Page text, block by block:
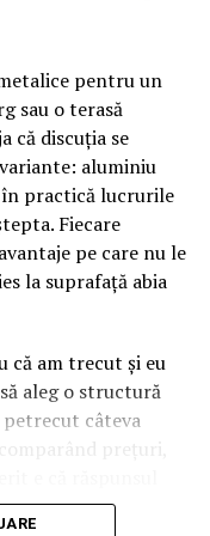
propria structură
dar toate
documentată
și orientată către
organizat pe
Antreprenoriat,
Marketing și
paywall, și pot
pot urmări
de social media
companie
pentru un
sau o terasă
că discuția se
aluminiu
în practică lucrurile
Fiecare
pe care nu le
la suprafață abia
că am trecut și eu
aleg o structură
câteva
prețuri,
cât de des muți